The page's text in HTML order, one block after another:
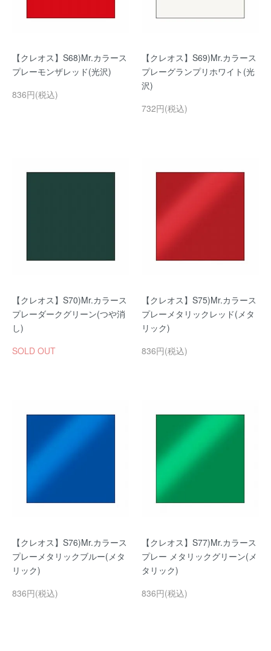
【クレオス】S68)Mr.カラース
プレーモンザレッド(光沢)
836円(税込)
【クレオス】S69)Mr.カラース
プレーグランプリホワイト(光
沢)
732円(税込)
【クレオス】S70)Mr.カラース
プレーダークグリーン(つや消
し)
SOLD OUT
【クレオス】S75)Mr.カラース
プレーメタリックレッド(メタ
リック)
836円(税込)
【クレオス】S76)Mr.カラース
プレーメタリックブルー(メタ
リック)
836円(税込)
【クレオス】S77)Mr.カラース
プレー メタリックグリーン(メ
タリック)
836円(税込)